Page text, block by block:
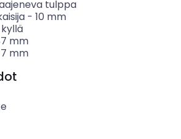
tulppa
- 10 mm
kyllä
mm
7 mm